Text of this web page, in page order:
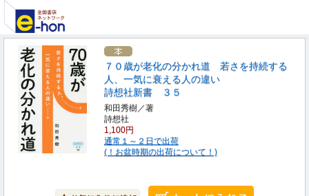
７０歳が老化の分かれ道 若さを持続する
人、一気に衰える人の違い
詩想社新書 ３５
和田秀樹／著
詩想社
1,100円
通常１～２日で出荷
(！お盆時期の出荷について！)